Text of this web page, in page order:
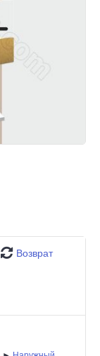
Возврат